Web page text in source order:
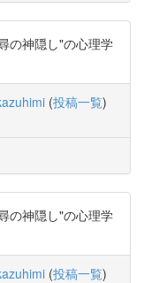
の神隠し"の心理学
(投稿一覧)
の神隠し"の心理学
(投稿一覧)